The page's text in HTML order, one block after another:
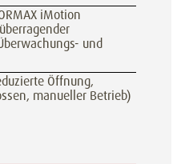
iMotion
und
Öffnung,
manueller Betrieb)